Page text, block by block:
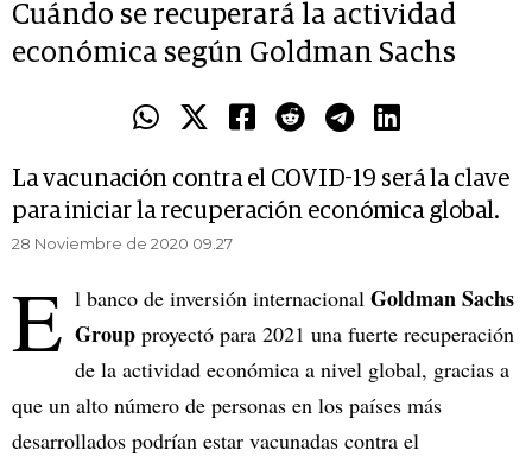
Cuándo se recuperará la actividad
económica según Goldman Sachs
La vacunación contra el COVID-19 será la clave
para iniciar la recuperación económica global.
28 Noviembre de 2020 09.27
E l banco de inversión internacional Goldman Sachs
Group proyectó para 2021 una fuerte recuperación
de la actividad económica a nivel global, gracias a
que un alto número de personas en los países más
desarrollados podrían estar vacunadas contra el